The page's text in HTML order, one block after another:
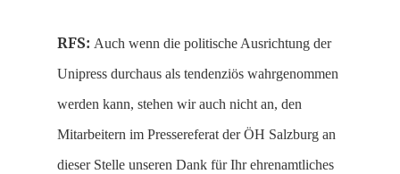
RFS: Auch wenn die politische Ausrichtung der
Unipress durchaus als tendenziös wahrgenommen
werden kann, stehen wir auch nicht an, den
Mitarbeitern im Pressereferat der ÖH Salzburg an
dieser Stelle unseren Dank für Ihr ehrenamtliches